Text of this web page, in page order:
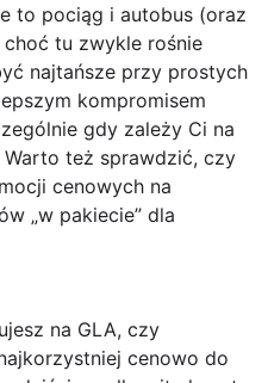
to pociąg i autobus (oraz
tu zwykle rośnie
najtańsze przy prostych
kompromisem
gdy zależy Ci na
też sprawdzić, czy
cenowych na
„w pakiecie” dla
na GLA, czy
cenowo do